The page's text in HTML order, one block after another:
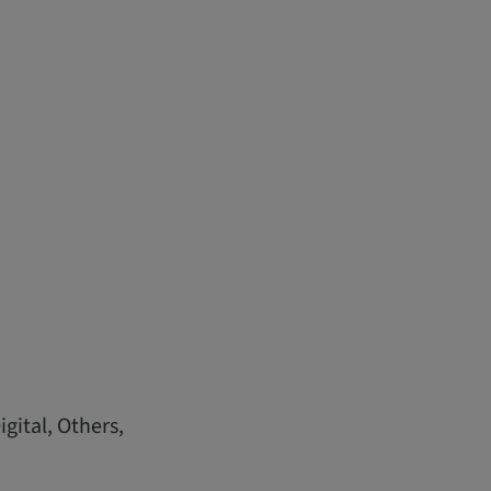
Others,